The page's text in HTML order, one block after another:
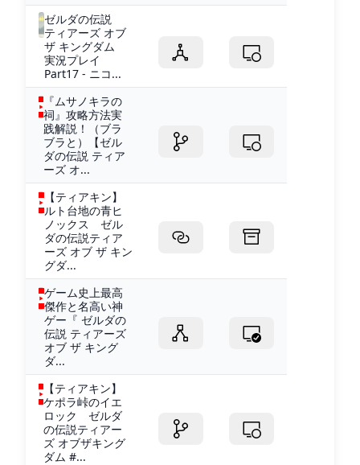
ゼルダの伝説
ティアーズ オブ
ザ キングダム
実況プレイ
Part17 - ニコ...
『ムサノキラの
祠』攻略方法実
践解説！（ブラ
ブラと）【ゼル
ダの伝説 ティア
ーズ オ...
【ティアキン】
ルト台地の青ヒ
ノックス ゼル
ダの伝説ティア
ーズ オブ ザ キン
グダ...
ゲーム史上最高
傑作と名高い神
ゲー『 ゼルダの
伝説 ティアーズ
オブ ザ キング
ダ...
【ティアキン】
ケポラ峠のイエ
ロック ゼルダ
の伝説ティアー
ズ オブザキング
ダム #...